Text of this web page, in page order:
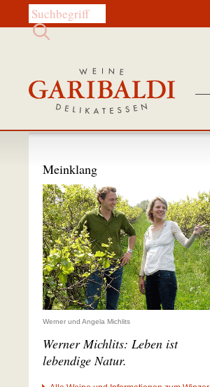
Diese Website durchsuchen:
Meinklang
Werner und Angela Michlits
Werner Michlits: Leben ist
lebendige Natur.